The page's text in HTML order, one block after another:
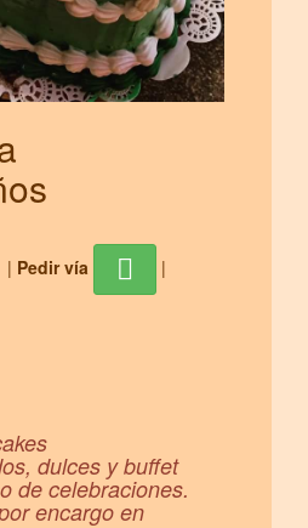
| Pedir vía |
dulces y buffet
de celebraciones.
encargo en